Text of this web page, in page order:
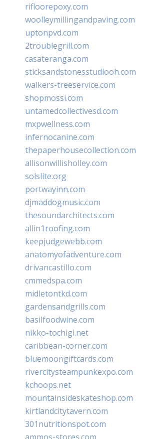
rifloorepoxy.com
woolleymillingandpaving.com
uptonpvd.com
2troublegrill.com
casateranga.com
sticksandstonesstudiooh.com
walkers-treeservice.com
shopmossi.com
untamedcollectivesd.com
mxpwellness.com
infernocanine.com
thepaperhousecollection.com
allisonwillisholley.com
solslite.org
portwayinn.com
djmaddogmusic.com
thesoundarchitects.com
allin1roofing.com
keepjudgewebb.com
anatomyofadventure.com
drivancastillo.com
cmmedspa.com
midletontkd.com
gardensandgrills.com
basilfoodwine.com
nikko-tochigi.net
caribbean-corner.com
bluemoongiftcards.com
rivercitysteampunkexpo.com
kchoops.net
mountainsideskateshop.com
kirtlandcitytavern.com
301nutritionspot.com